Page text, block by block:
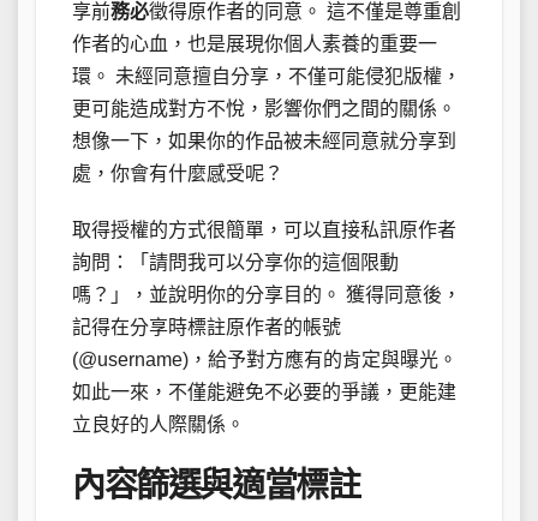
享前務必徵得原作者的同意。 這不僅是尊重創
作者的心血，也是展現你個人素養的重要一
環。 未經同意擅自分享，不僅可能侵犯版權，
更可能造成對方不悅，影響你們之間的關係。
想像一下，如果你的作品被未經同意就分享到
處，你會有什麼感受呢？
取得授權的方式很簡單，可以直接私訊原作者
詢問：「請問我可以分享你的這個限動
嗎？」，並說明你的分享目的。 獲得同意後，
記得在分享時標註原作者的帳號
(@username)，給予對方應有的肯定與曝光。
如此一來，不僅能避免不必要的爭議，更能建
立良好的人際關係。
內容篩選與適當標註